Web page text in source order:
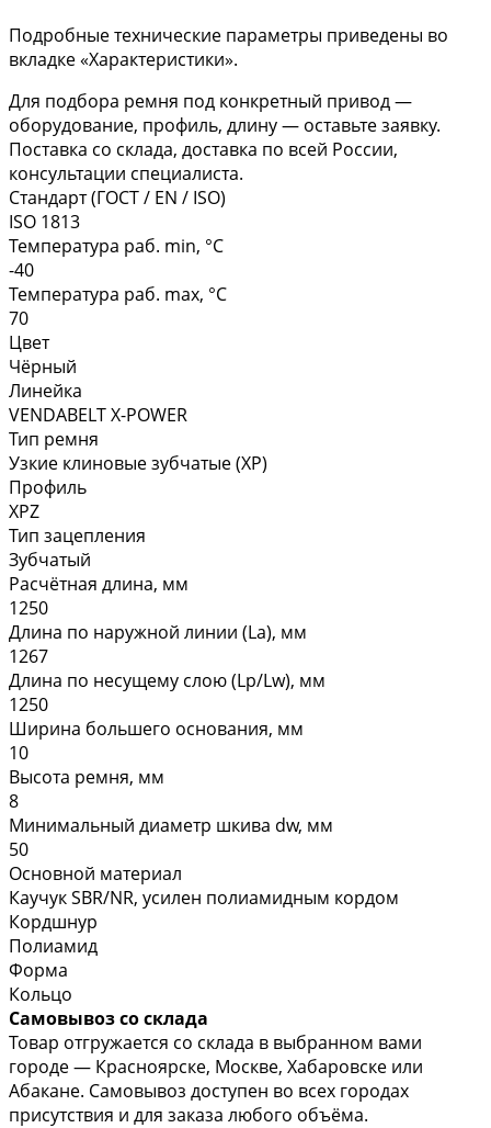
Подробные технические параметры приведены во
вкладке «Характеристики».
Для подбора ремня под конкретный привод —
оборудование, профиль, длину — оставьте заявку.
Поставка со склада, доставка по всей России,
консультации специалиста.
Стандарт (ГОСТ / EN / ISO)
ISO 1813
Температура раб. min, °C
-40
Температура раб. max, °C
70
Цвет
Чёрный
Линейка
VENDABELT X-POWER
Тип ремня
Узкие клиновые зубчатые (XP)
Профиль
XPZ
Тип зацепления
Зубчатый
Расчётная длина, мм
1250
Длина по наружной линии (La), мм
1267
Длина по несущему слою (Lp/Lw), мм
1250
Ширина большего основания, мм
10
Высота ремня, мм
8
Минимальный диаметр шкива dw, мм
50
Основной материал
Каучук SBR/NR, усилен полиамидным кордом
Кордшнур
Полиамид
Форма
Кольцо
Самовывоз со склада
Товар отгружается со склада в выбранном вами
городе — Красноярске, Москве, Хабаровске или
Абакане. Самовывоз доступен во всех городах
присутствия и для заказа любого объёма.